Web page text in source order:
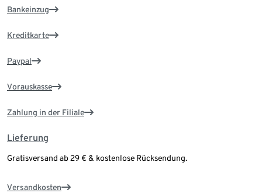
Bankeinzug
Kreditkarte
Paypal
Vorauskasse
Zahlung in der Filiale
Lieferung
Gratisversand ab 29 € & kostenlose Rücksendung.
Versandkosten